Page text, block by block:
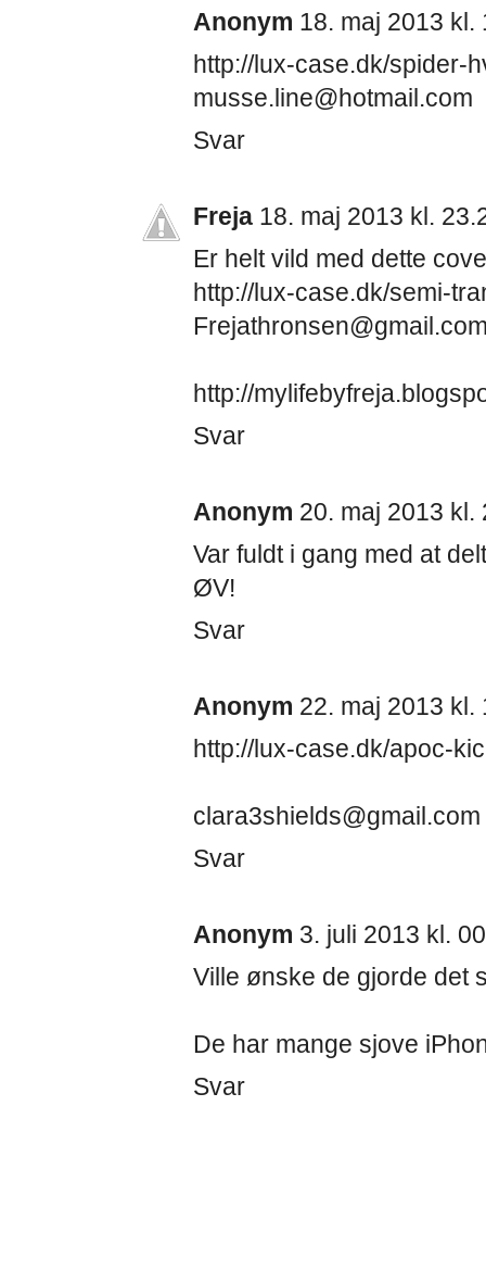
Anonym 18. maj 2013 kl.
http://lux-case.dk/spider-
musse.line@hotmail.com
Svar
Freja 18. maj 2013 kl.
Er helt vild med dette
http://lux-case.dk/semi-
http://
Svar
Anonym 20. maj 2013 kl.
Var fuldt i gang med at
ØV!
Svar
Anonym 22. maj 2013 kl.
http://lux-case.dk/apoc-
clara3shields@gmail.com
Svar
Anonym 3. juli 2013 kl.
Ville ønske de gjorde det
De har mange sjove
Svar